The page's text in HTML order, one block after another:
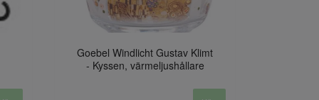
Goebel Windlicht Gustav Klimt
- Kyssen, värmeljushållare